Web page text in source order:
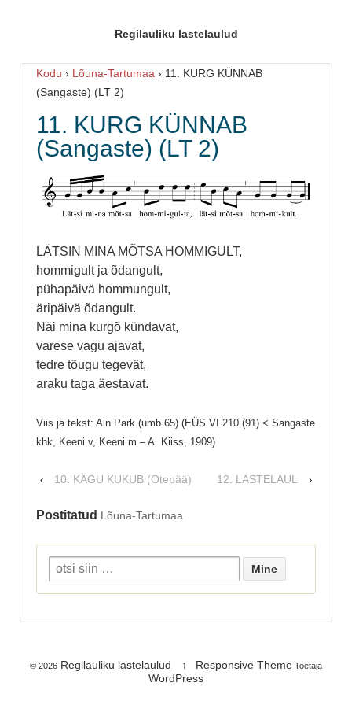
Regilauliku lastelaulud
Kodu › Lõuna-Tartumaa › 11. KURG KÜNNAB
(Sangaste) (LT 2)
11. KURG KÜNNAB
(Sangaste) (LT 2)
LÄTSIN MINA MÕTSA HOMMIGULT,
hommigult ja õdangult,
pühapäivä hommungult,
äripäivä õdangult.
Näi mina kurgõ kündavat,
varese vagu ajavat,
tedre tõugu tegevät,
araku taga äestavat.
Viis ja tekst: Ain Park (umb 65) (EÜS VI 210 (91) < Sangaste
khk, Keeni v, Keeni m – A. Kiiss, 1909)
‹ 10. KÄGU KUKUB (Otepää) 12. LASTELAUL ›
Postitatud Lõuna-Tartumaa
© 2026 Regilauliku lastelaulud ↑ Responsive ThemeToetaja
WordPress